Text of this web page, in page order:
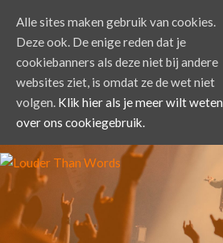
Alle sites maken gebruik van cookies.
Deze ook. De enige reden dat je
cookiebanners als deze niet bij andere
websites ziet, is omdat ze de wet niet
volgen. Klik hier als je meer wilt weten
over ons cookiegebruik.